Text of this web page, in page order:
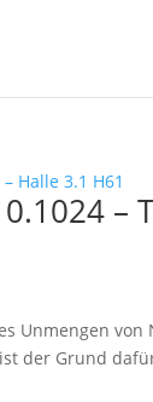
–
Unmengen
der Grund